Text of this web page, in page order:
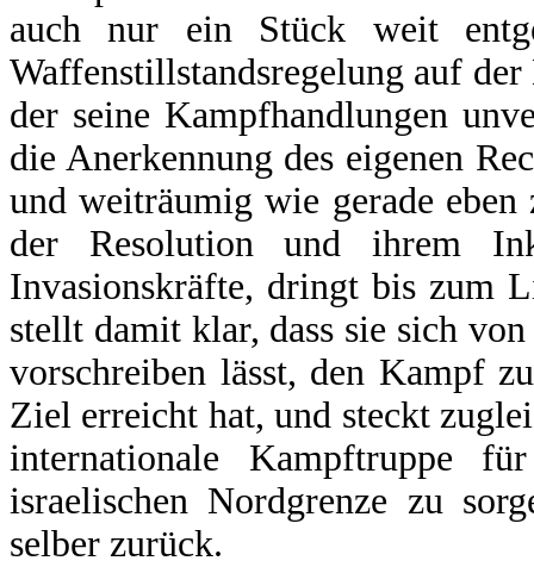
auch nur ein Stück weit
Waffenstillstandsregelung auf
der seine Kampfhandlungen
die Anerkennung des eigenen
und weiträumig wie gerade
der Resolution und ihrem
Invasionskräfte, dringt bis zum
stellt damit klar, dass sie sich
vorschreiben lässt, den Kampf
Ziel erreicht hat, und steckt
internationale Kampftruppe
israelischen Nordgrenze zu
selber zurück.